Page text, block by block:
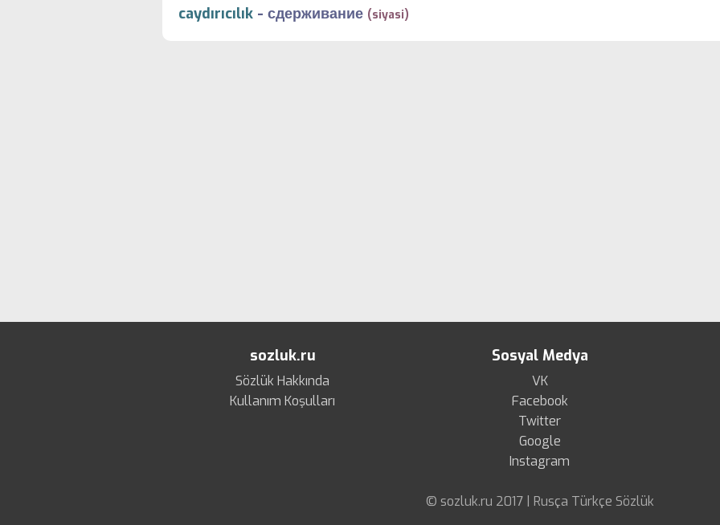
caydırıcılık - сдерживание (siyasi)
sozluk.ru
Sözlük Hakkında
Kullanım Koşulları
Sosyal Medya
VK
Facebook
Twitter
Google
Instagram
© sozluk.ru 2017 | Rusça Türkçe Sözlük